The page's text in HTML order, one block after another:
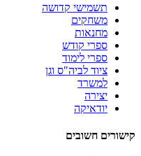
תשמישי קדושה
משחקים
מחנאות
ספרי קודש
ספרי לימוד
ציוד לביה"ס וגן
למשרד
יצירה
יודאיקה
קישורים חשובים